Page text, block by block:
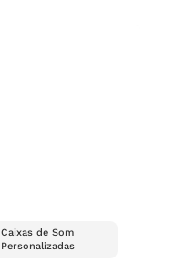
Caixas de Som
Personalizadas